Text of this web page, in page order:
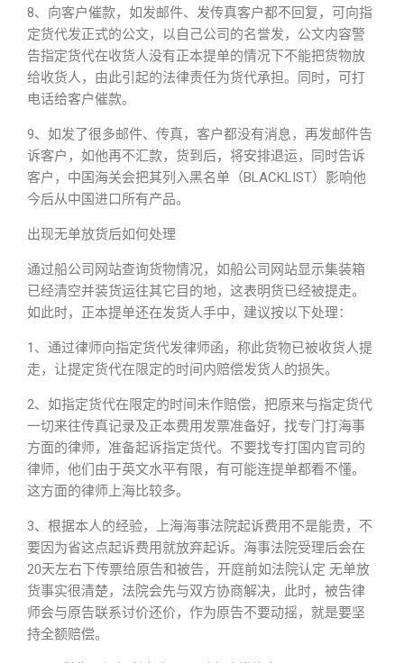
8、向客户催款，如发邮件、发传真客户都不回复，可向指
定货代发正式的公文，以自己公司的名誉发，公文内容警
告指定货代在收货人没有正本提单的情况下不能把货物放
给收货人，由此引起的法律责任为货代承担。同时，可打
电话给客户催款。
9、如发了很多邮件、传真，客户都没有消息，再发邮件告
诉客户，如他再不汇款，货到后，将安排退运，同时告诉
客户，中国海关会把其列入黑名单（BLACKLIST）影响他
今后从中国进口所有产品。
出现无单放货后如何处理
通过船公司网站查询货物情况，如船公司网站显示集装箱
已经清空并装货运往其它目的地，这表明货已经被提走。
如此时，正本提单还在发货人手中，建议按以下处理：
1、通过律师向指定货代发律师函，称此货物已被收货人提
走，让提定货代在限定的时间内赔偿发货人的损失。
2、如指定货代在限定的时间未作赔偿，把原来与指定货代
一切来往传真记录及正本费用发票准备好，找专门打海事
方面的律师，准备起诉指定货代。不要找专打国内官司的
律师，他们由于英文水平有限，有可能连提单都看不懂。
这方面的律师上海比较多。
3、根据本人的经验，上海海事法院起诉费用不是能贵，不
要因为省这点起诉费用就放弃起诉。海事法院受理后会在
20天左右下传票给原告和被告，开庭前如法院认定 无单放
货事实很清楚，法院会先与双方协商解决，此时，被告律
师会与原告联系讨价还价，作为原告不要动摇，就是要坚
持全额赔偿。